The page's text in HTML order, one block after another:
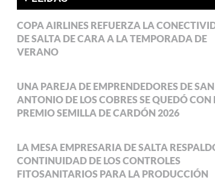
COPA AIRLINES REFUERZA LA
DE SALTA DE CARA A LA TEMPORADA DE
VERANO
UNA PAREJA DE EMPRENDEDORES DE SAN
ANTONIO DE LOS COBRES SE QUEDÓ CON
PREMIO SEMILLA DE CARDÓN 2026
LA MESA EMPRESARIA DE SALTA
CONTINUIDAD DE LOS CONTROLES
FITOSANITARIOS PARA LA PRODUCCIÓN